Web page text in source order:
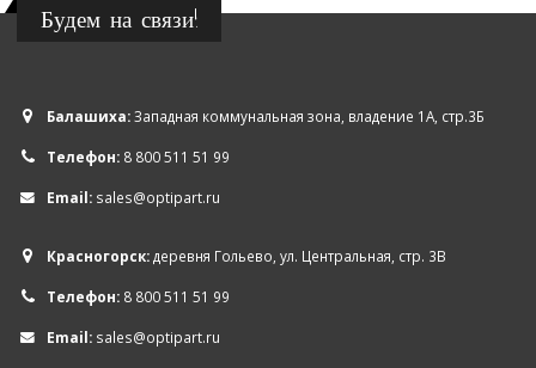
Будем на связи!
Балашиха:Западная коммунальная зона, владение 1А, стр.3Б
Телефон: 8 800 511 51 99
Email: sales@optipart.ru
Красногорск:деревня Гольево, ул. Центральная, стр. 3В
Телефон: 8 800 511 51 99
Email: sales@optipart.ru